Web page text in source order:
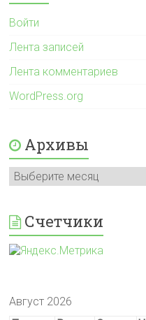
Войти
Лента записей
Лента комментариев
WordPress.org
Архивы
Архивы
Счетчики
Август 2026